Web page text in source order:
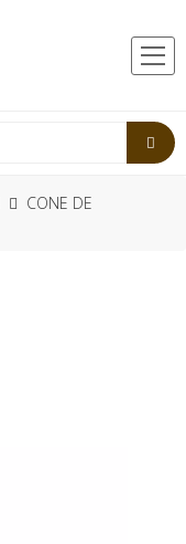
CONE DE